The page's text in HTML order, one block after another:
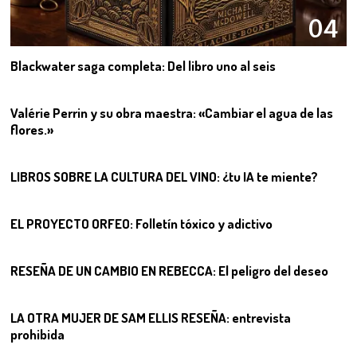
04
Blackwater saga completa: Del libro uno al seis
Valérie Perrin y su obra maestra: «Cambiar el agua de las
flores.»
LIBROS SOBRE LA CULTURA DEL VINO: ¿tu IA te miente?07
EL PROYECTO ORFEO: Folletín tóxico y adictivo
RESEÑA DE UN CAMBIO EN REBECCA: El peligro del deseo
09
LA OTRA MUJER DE SAM ELLIS RESEÑA: entrevista
prohibida